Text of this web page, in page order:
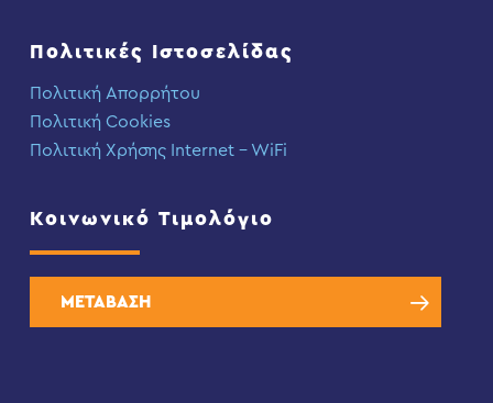
Πολιτικές Ιστοσελίδας
Πολιτική Απορρήτου
Πολιτική Cookies
Πολιτική Χρήσης Internet – WiFi
Κοινωνικό Τιμολόγιο
ΜΕΤΑΒΑΣΗ